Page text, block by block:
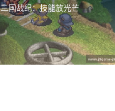
三国战纪：技能放光芒